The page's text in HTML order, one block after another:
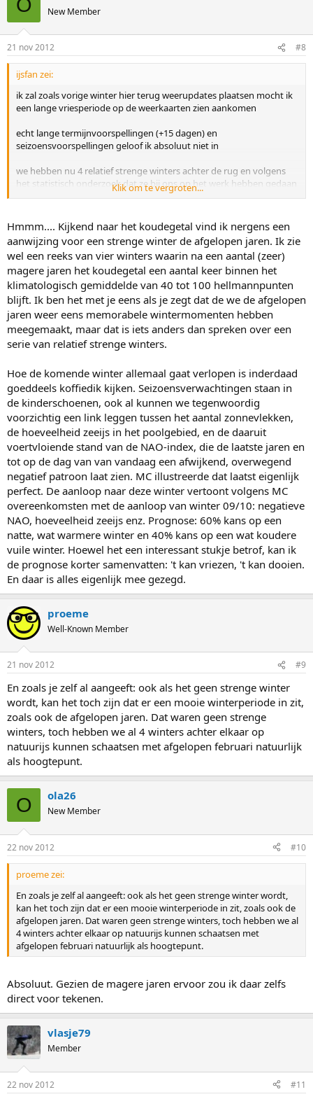
O New Member
21 nov 2012 #8
ijsfan zei:
ik zal zoals vorige winter hier terug weerupdates plaatsen mocht ik
een lange vriesperiode op de weerkaarten zien aankomen
echt lange termijnvoorspellingen (+15 dagen) en
seizoensvoorspellingen geloof ik absoluut niet in
we hebben nu 4 relatief strenge winters achter de rug en volgens
het statistisch onderzoek dat ze bij ons op het werk hebben gedaan
is het meestal maar een serie van 4 (zo'n serie komt eens om de
zonnecyclus), dit blijft natuurlijk maar statistiek hé : de kansen op
een 11-steden correct inschatten blijft natte vinger werk
en niks
sluit een strenge winter uit!
de trend van global warming kan je wel niet ontkennen, de jaarlijkse
%-kans op een tocht is hierdoor wel afgenomen, voornamelijk
omdat een groot deel van het traject dicht bij de zee loopt en het
relatief warmere zeewater (door die global warming) heeft echt een
heel negatief effect op die kansen op een tocht, ik vermoed ook dat
de mindere waterkwaliteit een negatieve impact heeft op de
snelheid van de ijsaangroei (maar dit is minder mijn domein
beetje alarmerend toch dat er de voorbije winters eigenlijk zelfs
geen uitzicht was op een tocht (vorige winter hadden we echt nog
een extra week strenge vorst nodig) ondanks het lange winterweer,
we moeten nog eens hopen op een Siberisch Hoog die de
Siberische koude in sneltrein vaart naar ons brengt (zo kan hij
onderweg niet te veel opwarmen), is echt al lang geleden, zag je
vroeger toch vaker, maar zal ooit wel nog eens komen : duimen
maar dat het deze winter gebeurt
Klik om te vergroten...
Hmmm.... Kijkend naar het koudegetal vind ik nergens een
aanwijzing voor een strenge winter de afgelopen jaren. Ik zie
wel een reeks van vier winters waarin na een aantal (zeer)
magere jaren het koudegetal een aantal keer binnen het
klimatologisch gemiddelde van 40 tot 100 hellmannpunten
blijft. Ik ben het met je eens als je zegt dat de we de afgelopen
jaren weer eens memorabele wintermomenten hebben
meegemaakt, maar dat is iets anders dan spreken over een
serie van relatief strenge winters.
Hoe de komende winter allemaal gaat verlopen is inderdaad
goeddeels koffiedik kijken. Seizoensverwachtingen staan in
de kinderschoenen, ook al kunnen we tegenwoordig
voorzichtig een link leggen tussen het aantal zonnevlekken,
de hoeveelheid zeeijs in het poolgebied, en de daaruit
voertvloiende stand van de NAO-index, die de laatste jaren en
tot op de dag van van vandaag een afwijkend, overwegend
negatief patroon laat zien. MC illustreerde dat laatst eigenlijk
perfect. De aanloop naar deze winter vertoont volgens MC
overeenkomsten met de aanloop van winter 09/10: negatieve
NAO, hoeveelheid zeeijs enz. Prognose: 60% kans op een
natte, wat warmere winter en 40% kans op een wat koudere
vuile winter. Hoewel het een interessant stukje betrof, kan ik
de prognose korter samenvatten: 't kan vriezen, 't kan dooien.
En daar is alles eigenlijk mee gezegd.
proeme
Well-Known Member
21 nov 2012 #9
En zoals je zelf al aangeeft: ook als het geen strenge winter
wordt, kan het toch zijn dat er een mooie winterperiode in zit,
zoals ook de afgelopen jaren. Dat waren geen strenge
winters, toch hebben we al 4 winters achter elkaar op
natuurijs kunnen schaatsen met afgelopen februari natuurlijk
als hoogtepunt.
O ola26
New Member
22 nov 2012 #10
proeme zei:
En zoals je zelf al aangeeft: ook als het geen strenge winter wordt,
kan het toch zijn dat er een mooie winterperiode in zit, zoals ook de
afgelopen jaren. Dat waren geen strenge winters, toch hebben we al
4 winters achter elkaar op natuurijs kunnen schaatsen met
afgelopen februari natuurlijk als hoogtepunt.
Absoluut. Gezien de magere jaren ervoor zou ik daar zelfs
direct voor tekenen.
vlasje79
Member
22 nov 2012 #11